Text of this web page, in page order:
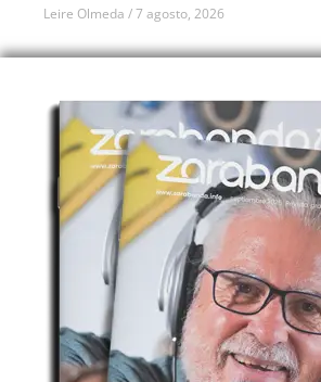
Leire Olmeda 7 agosto, 2026